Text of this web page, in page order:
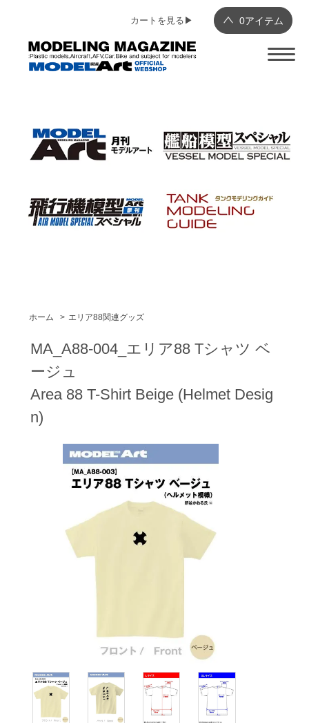
0アイテム
カートを見る▶︎
ホーム > エリア88関連グッズ
MA_A88-004_エリア88 Tシャツ ベ
ージュ
Area 88 T-Shirt Beige (Helmet Desig
n)